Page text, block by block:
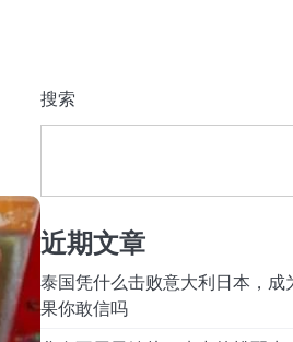
搜索
近期文章
泰国凭什么击败意大利日本，成
果你敢信吗